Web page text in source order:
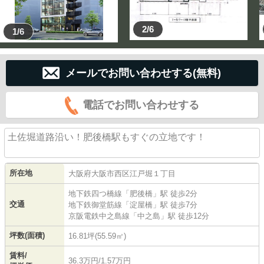
1/6 2/6
メールでお問い合わせする(無料)
電話でお問い合わせする
土佐堀道路沿い！肥後橋駅もすぐの立地です！
所在地 大阪府大阪市西区江戸堀 １丁目
交通
地下鉄四つ橋線 「肥後橋 」駅 徒歩2分
地下鉄御堂筋線 「淀屋橋 」駅 徒歩7分
京阪電鉄中之島線 「中之島 」駅 徒歩12分
坪数(面積) 16.81坪(55.59㎡)
賃料/
36.3万円/1.57万円